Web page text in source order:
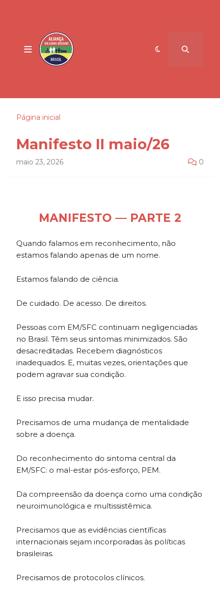
Página inicial
Manifesto II maio/26
maio 23, 2026 0
MANIFESTO — PARTE 2
Quando falamos em reconhecimento, não
estamos falando apenas de um nome.
Estamos falando de ciência.
De cuidado. De acesso. De direitos.
Pessoas com EM/SFC continuam negligenciadas
no Brasil. Têm seus sintomas minimizados. São
desacreditadas. Recebem diagnósticos
inadequados. E, muitas vezes, orientações que
podem agravar sua condição.
E isso precisa mudar.
Precisamos de uma mudança de mentalidade
sobre a doença.
Do reconhecimento do sintoma central da
EM/SFC: o mal-estar pós-esforço, PEM.
Da compreensão da doença como uma condição
neuroimunológica e multissistêmica.
Precisamos que as evidências científicas
internacionais sejam incorporadas às políticas
brasileiras.
Precisamos de protocolos clínicos.